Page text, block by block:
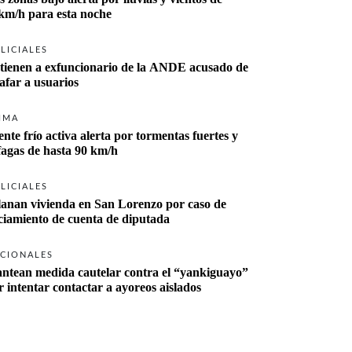
h para esta noche
a exfuncionario de la ANDE acusado de
a usuarios
frío activa alerta por tormentas fuertes y
de hasta 90 km/h
vivienda en San Lorenzo por caso de
de cuenta de diputada
medida cautelar contra el “yankiguayo”
intentar contactar a ayoreos aislados